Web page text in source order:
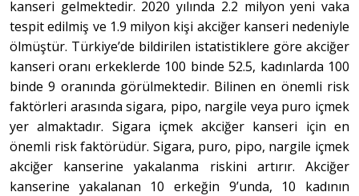
kanseri gelmektedir. 2020 yılında 2.2 milyon yeni vaka
tespit edilmiş ve 1.9 milyon kişi akciğer kanseri nedeniyle
ölmüştür. Türkiye’de bildirilen istatistiklere göre akciğer
kanseri oranı erkeklerde 100 binde 52.5, kadınlarda 100
binde 9 oranında görülmektedir. Bilinen en önemli risk
faktörleri arasında sigara, pipo, nargile veya puro içmek
yer almaktadır. Sigara içmek akciğer kanseri için en
önemli risk faktörüdür. Sigara, puro, pipo, nargile içmek
akciğer kanserine yakalanma riskini artırır. Akciğer
kanserine yakalanan 10 erkeğin 9’unda, 10 kadının